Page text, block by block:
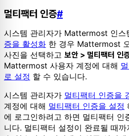
멀티팩터 인증#
시스템 관리자가 Mattermost 인스
증을 활성화 한 경우 Mattermost
사진을 선택하고 보안 > 멀티팩터 인
Mattermost 사용자 계정에 대해
로 설정 할 수 있습니다.
시스템 관리자가 멀티팩터 인증을
계정에 대해 멀티팩터 인증을 설정
에 로그인하려고 하면 멀티팩터 인
니다. 멀티팩터 설정이 완료될 때